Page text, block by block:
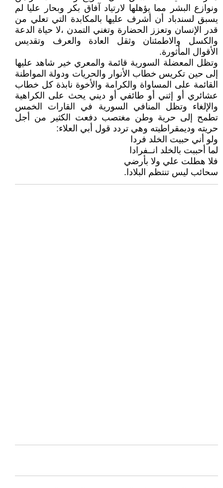
ونوازع البشر مما يؤهلها لارتياد آفاق بكر وبحار عليا لم
يسبق لسندباد أن أشرف عليها بالمكابدة التي تعلي من
قدر الإنسان وتعزز الحضارة وتغني التمدن ،لا حياة الدعة
والكسل والاطمئنان وثقل العادة والعرف وتقديس
الأقوال المأثورة.
وتظل المعضلة السورية قائمة والمعري خير شاهد عليها
إلى حين تكريس خطاب الأنوار والحريات ودولة المواطنة
القائمة على المساواة والكرامة والأخوة نابذة كل خطاب
عشائري أو إثني أو طائفي أو ديني يحث على الكراهية
والإلغاء وتظل المنافي السورية في القارات الخمس
تطمح إلى حرية وطن مغتصب دفعت الكثير من أجل
حريته وديمقراطيته وهي تردد قول أبي العلاء:
ولو أني حبيت الخلد فردا
لما أحببت بالخلد انــفرادا
فلا هطلت علي ولا بأرضي
سحائب ليس تنتظم البلادا.